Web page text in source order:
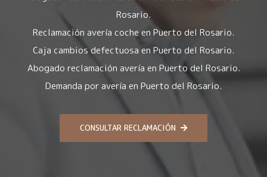
Rosario.
Reclamación avería coche en Puerto del Rosario.
Caja cambios defectuosa en Puerto del Rosario.
Abogado reclamación avería en Puerto del Rosario.
Demanda por avería en Puerto del Rosario.
CONSULTAR RECLAMACIÓN